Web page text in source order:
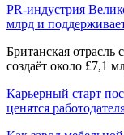
PR-индустрия
млрд и
Британская отрасль
создаёт около £7,1
Карьерный старт
ценятся